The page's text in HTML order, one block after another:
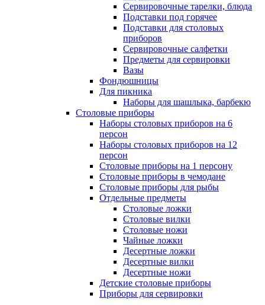
Сервировочные тарелки, блюда
Подставки под горячее
Подставки для столовых
приборов
Сервировочные салфетки
Предметы для сервировки
Вазы
Фондюшницы
Для пикника
Наборы для шашлыка, барбекю
Столовые приборы
Наборы столовых приборов на 6
персон
Наборы столовых приборов на 12
персон
Столовые приборы на 1 персону
Столовые приборы в чемодане
Столовые приборы для рыбы
Отдельные предметы
Столовые ложки
Столовые вилки
Столовые ножи
Чайные ложки
Десертные ложки
Десертные вилки
Десертные ножи
Детские столовые приборы
Приборы для сервировки